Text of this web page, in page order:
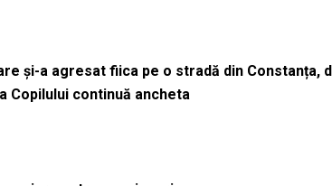
și-a agresat fiica pe o stradă din Constanța,
Copilului continuă ancheta